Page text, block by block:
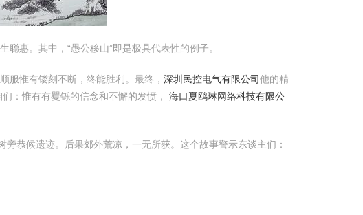
惠。其中，“愚公移山”即是极具代表性的例子。
服惟有镂刻不断，终能胜利。最终， 深圳民控电气有限公司他的精
：惟有有矍铄的信念和不懈的发愤， 海口夏鸥琳网络科技有限公
旁恭候遗迹。后果郊外荒凉，一无所获。这个故事警示东谈主们：